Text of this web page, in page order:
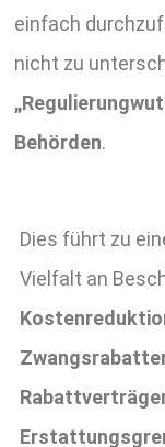
einfach
nicht zu
Behörden.
Dies führt zu
Vielfalt an